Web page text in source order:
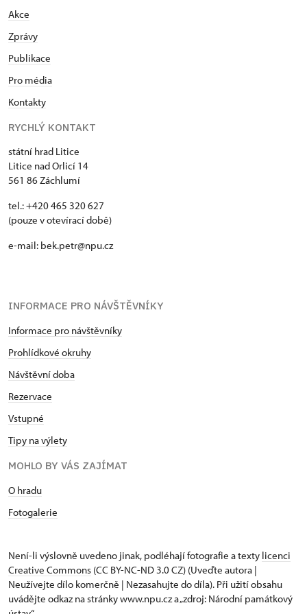
Akce
Zprávy
Publikace
Pro média
Kontakty
RYCHLÝ KONTAKT
státní hrad Litice
Litice nad Orlicí 14
561 86 Záchlumí
tel.: +420 465 320 627
(pouze v otevírací době)
e-mail: bek.petr@npu.cz
INFORMACE PRO NÁVŠTĚVNÍKY
Informace pro návštěvníky
Prohlídkové okruhy
Návštěvní doba
Rezervace
Vstupné
Tipy na výlety
MOHLO BY VÁS ZAJÍMAT
O hradu
Fotogalerie
Není-li výslovně uvedeno jinak, podléhají fotografie a texty licenci
Creative Commons (CC BY-NC-ND 3.0 CZ) (Uveďte autora |
Neužívejte dílo komerčně | Nezasahujte do díla). Při užití obsahu
uvádějte odkaz na stránky www.npu.cz a „zdroj: Národní památkový